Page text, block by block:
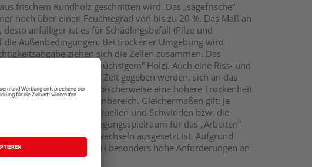
frischem Rundholz geschnitten wird. Das „sägefrische“
noch über einen Feuchtegrad von bis zu 20 %. Das Maß an
anfälliger ist es für Schädlingsbefall (Pilze und
die Außenbedingungen. Bei trockener Umgebung wird
ziehen sich die Zellen zusammen. Das
bei „drehwüchsigem“ Holz). Auch eine Riss- und
vielen Holzprodukten Zeit gegeben werden, sich an das
herrscht typischerweise eine höhere Trockenheit
gefragt als im Außenbereich. Gleichermaßen gilt: Je
ist auch das Thema Quellen und Schwinden bzw. die
ausreichend Bewegungsspielraum für das „Arbeiten“
großen klimatischen Wechseln ausgesetzt ist. Aufgrund
Bauhölzer
BSH besonders hohe Anforderungen an